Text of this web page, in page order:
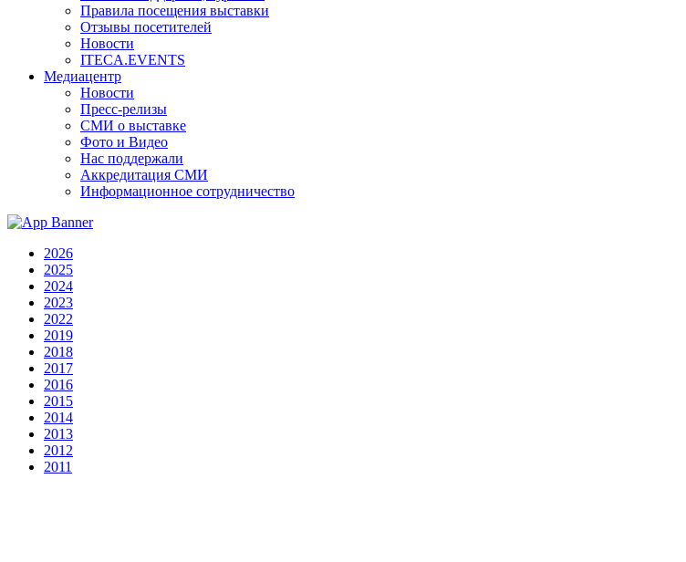
Правила посещения выставки
Отзывы посетителей
Новости
ITECA.EVENTS
Медиацентр
Новости
Пресс-релизы
СМИ о выставке
Фото и Видео
Нас поддержали
Аккредитация СМИ
Информационное сотрудничество
2026
2025
2024
2023
2022
2019
2018
2017
2016
2015
2014
2013
2012
2011